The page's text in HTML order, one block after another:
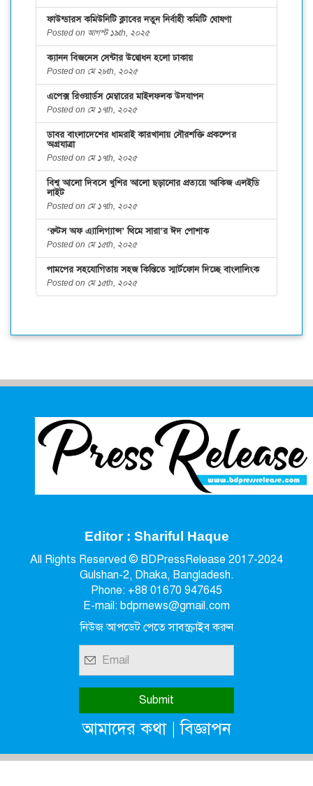
ফাউন্ডারস কমিউনিটি ক্লাবের নতুন নির্বাহী কমিটি ঘোষণা
Posted on আগস্ট ১৯th, ২০২৫
ক্যানন বিজনেস সেন্টার উদ্বোধন হলো ঢাকায়
Posted on মে ২৮th, ২০২৫
এপেক্স রিওয়ার্ডস মেম্বারের মাইলফলক উদযাপন
Posted on মে ১৭th, ২০২৫
ডাবর বাংলাদেশের ধামরাই কারখানায় সৌরশক্তি প্রকল্পের
অগ্রযাত্রা
Posted on মে ১৭th, ২০২৫
বিশ্ব আলো দিবসে খুশির আলো ছড়ানোর প্রত্যয়ে আকিজ এলইডি
লাইট
Posted on মে ১৭th, ২০২৫
‘রুটস অফ এ্যালিগ্যান্স’ থিমে সারা’র ঈদ পোশাক
Posted on মে ১৫th, ২০২৫
পামপের সহযোগিতায় সহজ কিস্তিতে স্মার্টফোন দিচ্ছে বাংলালিংক
Posted on মে ১৫th, ২০২৫
Editor : Shariful Haque
All Rights Reserved © BDPressRelease 2017-2024
Gulshan-2, Dhaka, Bangladesh.
Phone: +88 01670 947645
E-mail: bdprnews@gmail.com
নিউজ আপডেট পেতে সাবস্ক্রাইব করুন
আমাদের কথা|বিজ্ঞাপন